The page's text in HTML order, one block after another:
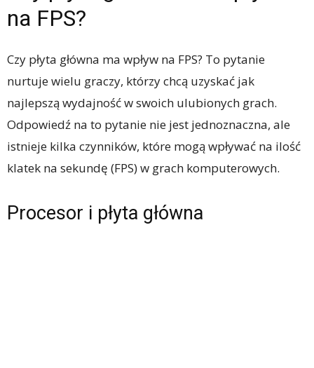
na FPS?
Czy płyta główna ma wpływ na FPS? To pytanie
nurtuje wielu graczy, którzy chcą uzyskać jak
najlepszą wydajność w swoich ulubionych grach.
Odpowiedź na to pytanie nie jest jednoznaczna, ale
istnieje kilka czynników, które mogą wpływać na ilość
klatek na sekundę (FPS) w grach komputerowych.
Procesor i płyta główna